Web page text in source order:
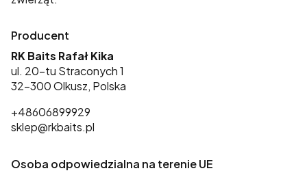
Producent
RK Baits Rafał Kika
ul. 20-tu Straconych 1
32-300 Olkusz, Polska
+48606899929
sklep@rkbaits.pl
Osoba odpowiedzialna na terenie UE